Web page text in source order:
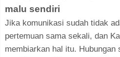
malu sendiri
Jika komunikasi sudah tidak
pertemuan sama sekali, dan
membiarkan hal itu. Hubungan